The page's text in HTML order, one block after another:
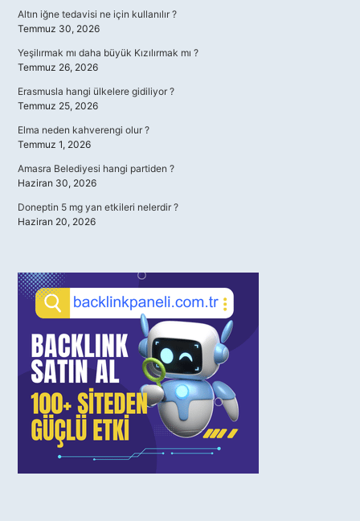
Altın iğne tedavisi ne için kullanılır ?
Temmuz 30, 2026
Yeşilırmak mı daha büyük Kızılırmak mı ?
Temmuz 26, 2026
Erasmusla hangi ülkelere gidiliyor ?
Temmuz 25, 2026
Elma neden kahverengi olur ?
Temmuz 1, 2026
Amasra Belediyesi hangi partiden ?
Haziran 30, 2026
Doneptin 5 mg yan etkileri nelerdir ?
Haziran 20, 2026